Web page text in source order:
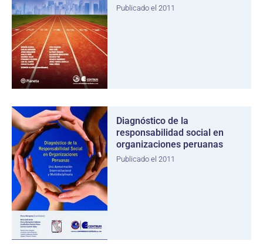
Publicado el 2011
Diagnóstico de la
responsabilidad social en
organizaciones peruanas
Publicado el 2011